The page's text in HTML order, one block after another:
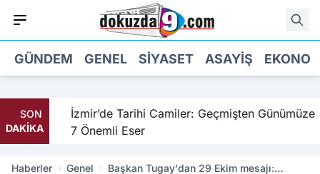
GÜNDEM GENEL SIYASET ASAYIŞ
SON
DAKİKA
İzmir’de Tarihi Camiler: Geçmişten Günümüze
7 Önemli Eser
Haberler Genel
Başkan Tugay'dan 29 Ekim mesajı: